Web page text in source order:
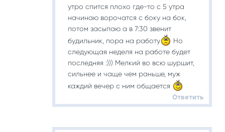
утро спится плохо где-то с 5 утра
начинаю ворочатся с боку на бок,
потом засыпаю а в 7:30 звенит
будильник, пора на работу
Но
следующая неделя на работе будет
последняя :))) Мелкий во всю шуршит,
сильнее и чаще чем раньше, муж
каждий вечер с ним общается
Ответить